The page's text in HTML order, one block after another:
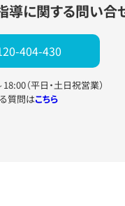
導に関する問い合
404-430
（平日・土日祝営業）
質問はこちら